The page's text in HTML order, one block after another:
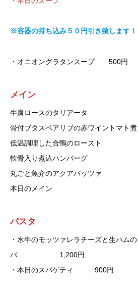
※容器の持ち込み５０円引き致します！
・オニオングラタンスープ 500円
メイン
牛肩ロースのタリアータ
骨付ブタスペアリブの赤ワイントマト
低温調理した合鴨のロースト
軟骨入り煮込ハンバーグ
丸ごと魚介のアクアパッツァ
本日のメイン
パスタ
・水牛のモッツァレラチーズと生ハムの
・本日のスパゲティ 900円